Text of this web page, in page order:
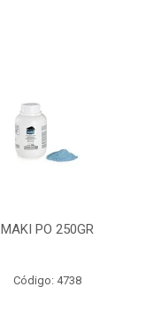
MAKI PO 250GR
Código: 4738